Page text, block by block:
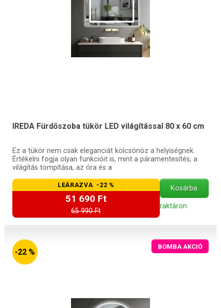
IREDA Fürdőszoba tükör LED világítással 80 x 60 cm
Ez a tükör nem csak eleganciát kölcsönöz a helyiségnek.
Értékelni fogja olyan funkcióit is, mint a páramentesítés, a
világítás tompítása, az óra és a
LEÁRAZVA -22 %
51 690 Ft
65 990 Ft
Kosárba
raktáron
-22 %
BOMBA AKCIÓ